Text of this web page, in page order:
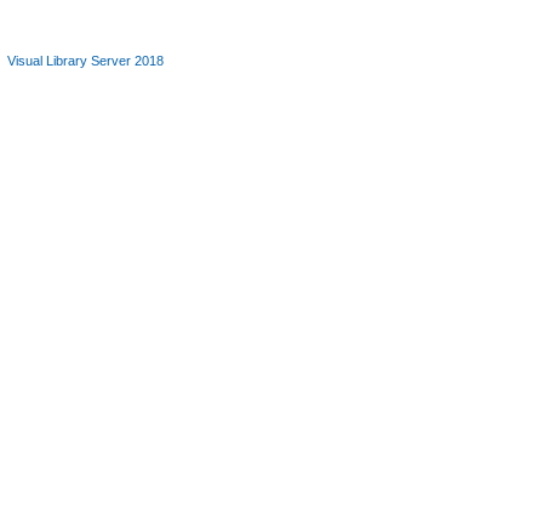
Visual Library Server 2018